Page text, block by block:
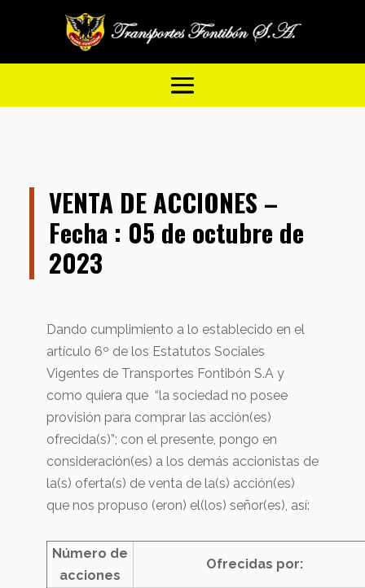
VENTA DE ACCIONES –
Fecha : 05 de octubre de
2023
Dando cumplimiento a lo establecido en el
artículo 6º de los Estatutos Sociales
Vigentes de Transportes Fontibón S.A y
como quiera que “la sociedad no posee
provisión para comprar las acción(es)
ofrecida(s)”; con el presente, pongo en
consideración(es) a los demás accionistas de
la(s) oferta(s) de venta de la(s) acción(es)
que nos propuso (eron) el(los) señor(es), así:
Número de
acciones
Ofrecidas por: